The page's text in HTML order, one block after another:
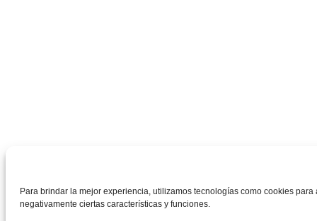
Para brindar la mejor experiencia, utilizamos tecnologías como cookies
negativamente ciertas características y funciones.